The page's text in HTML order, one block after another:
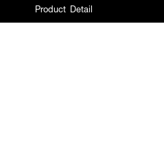
Product Detail